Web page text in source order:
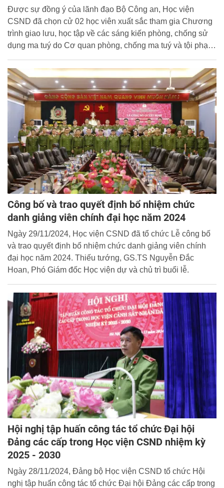
Được sự đồng ý của lãnh đạo Bộ Công an, Học viện
CSND đã chọn cử 02 học viên xuất sắc tham gia Chương
trình giao lưu, học tập về các sáng kiến phòng, chống sử
dụng ma tuý do Cơ quan phòng, chống ma tuý và tội phạm
Liên Hợp Quốc (UNODC) phối hợp với Ủy ban kiểm soát
ma tuý Trung Quốc tổ chức tại Tứ Xuyên, Trung Quốc từ
ngày 25 - 29/11/2024.
Công bố và trao quyết định bổ nhiệm chức
danh giảng viên chính đại học năm 2024
Ngày 29/11/2024, Học viện CSND đã tổ chức Lễ công bố
và trao quyết định bổ nhiệm chức danh giảng viên chính
đại học năm 2024. Thiếu tướng, GS.TS Nguyễn Đắc
Hoan, Phó Giám đốc Học viện dự và chủ trì buổi lễ.
Hội nghị tập huấn công tác tổ chức Đại hội
Đảng các cấp trong Học viện CSND nhiệm kỳ
2025 - 2030
Ngày 28/11/2024, Đảng bộ Học viện CSND tổ chức Hội
nghị tập huấn công tác tổ chức Đại hội Đảng các cấp trong